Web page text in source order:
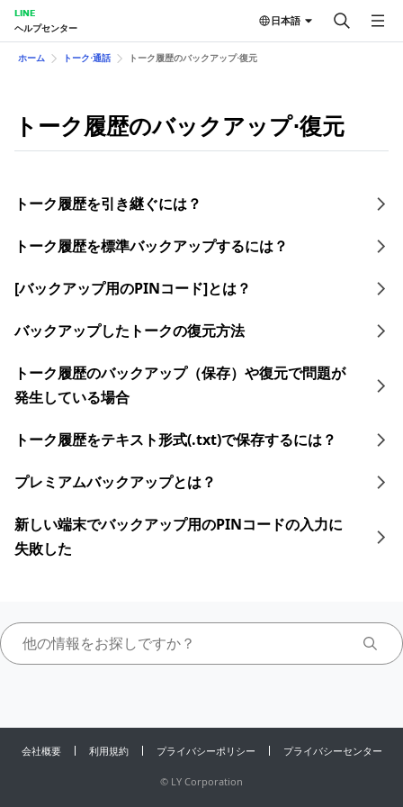
LINE
ヘルプセンター
日本語
ホーム トーク⋅通話 トーク履歴のバックアップ⋅復元
トーク履歴のバックアップ⋅復元
トーク履歴を引き継ぐには？
トーク履歴を​標準バックアップする​には？
[バックアップ用のPINコード]とは？
バックアップしたトークの復元方法
トーク履歴のバックアップ（保存）や復元で問題が
発生している場合
トーク履歴をテキスト形式(.txt)で保存するには？
プレミアムバックアップとは？
新しい端末でバックアップ用のPINコードの入力に
失敗した
会社概要 利用規約 プライバシーポリシー プライバシーセンター
© LY Corporation